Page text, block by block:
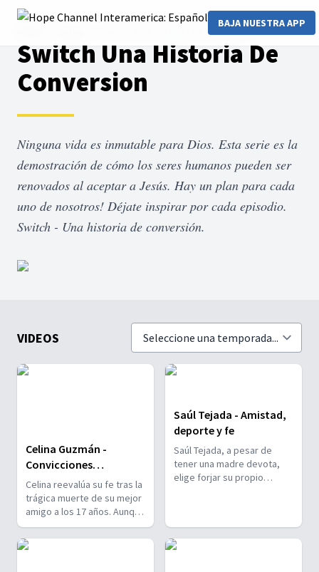
BAJA NUESTRA APP
Switch Una Historia De Conversion
Switch Una Historia De
Conversion
Ninguna vida es inmutable para Dios. Esta serie es la
demostración de cómo los seres humanos pueden ser
renovados al aceptar a Jesús. Hay un plan para cada
uno de nosotros! Déjate inspirar por cada episodio.
Switch - Una historia de conversión.
VIDEOS
Celina Guzmán -
Convicciones
personales y la
búsqueda de una vida
integral
Celina reevalúa su fe tras la
trágica muerte de su mejor
amigo a los 17 años. Aunque
sus padres no comprenden
del todo sus decisiones, se
sienten orgullosos al verla
Saúl Tejada - Amistad,
deporte y fe
Saúl Tejada, a pesar de
tener una madre devota,
elige forjar su propio
su vida inesperadamente,
manifestándose a través